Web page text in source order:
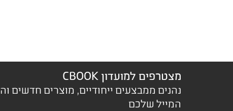
מצטרפים למועדון CBOOK
נהנים ממבצעים ייחודיים, מוצרים חדשים
המייל שלכם